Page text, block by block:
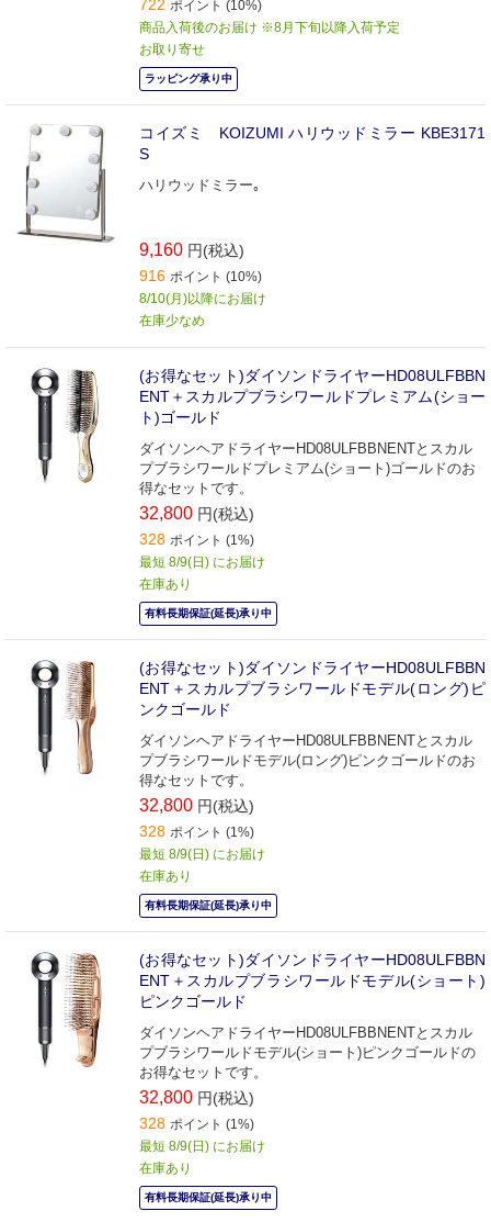
722 ポイント (10%)
商品入荷後のお届け ※8月下旬以降入荷予定
お取り寄せ
ラッピング承り中
コイズミ KOIZUMI ハリウッドミラー KBE3171
S
ハリウッドミラー｡
9,160 円(税込)
916 ポイント (10%)
8/10(月)以降にお届け
在庫少なめ
(お得なセット)ダイソンドライヤーHD08ULFBBN
ENT＋スカルプブラシワールドプレミアム(ショー
ト)ゴールド
ダイソンヘアドライヤーHD08ULFBBNENTとスカル
プブラシワールドプレミアム(ショート)ゴールドのお
得なセットです。
32,800 円(税込)
328 ポイント (1%)
最短 8/9(日) にお届け
在庫あり
有料長期保証(延長)承り中
(お得なセット)ダイソンドライヤーHD08ULFBBN
ENT＋スカルプブラシワールドモデル(ロング)ピ
ンクゴールド
ダイソンヘアドライヤーHD08ULFBBNENTとスカル
プブラシワールドモデル(ロング)ピンクゴールドのお
得なセットです。
32,800 円(税込)
328 ポイント (1%)
最短 8/9(日) にお届け
在庫あり
有料長期保証(延長)承り中
(お得なセット)ダイソンドライヤーHD08ULFBBN
ENT＋スカルプブラシワールドモデル(ショート)
ピンクゴールド
ダイソンヘアドライヤーHD08ULFBBNENTとスカル
プブラシワールドモデル(ショート)ピンクゴールドの
お得なセットです。
32,800 円(税込)
328 ポイント (1%)
最短 8/9(日) にお届け
在庫あり
有料長期保証(延長)承り中